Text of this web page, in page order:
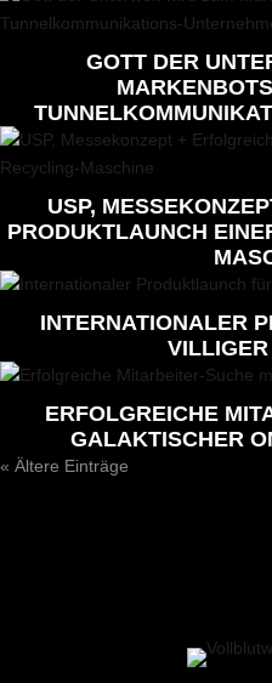
GOTT DER
USP,
PRODUKTLAUNCH
INTERNATIONALER
VILLIGER
ERFOLGREICHE
GALAKTISCHER
« Ältere Einträge